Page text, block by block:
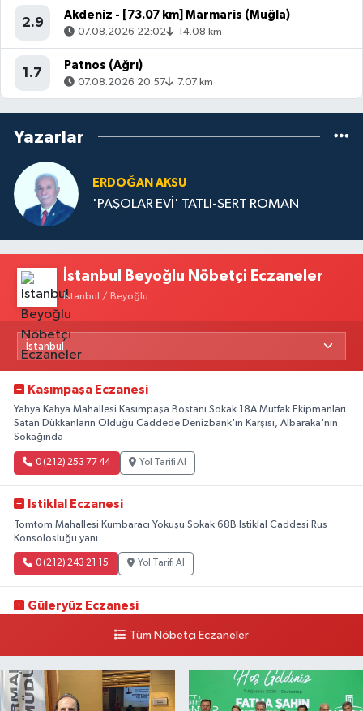
2.9
Akdeniz - [73.07 km] Marmaris (Muğla)
07.08.2026 22:02 14.08 km
1.7
Patnos (Ağrı)
07.08.2026 20:57 7.07 km
Yazarlar
ERDOĞAN AKSU
'PAŞOLAR EVİ' TATLI-SERT ROMAN
İstanbul Beyoğlu Nöbetçi Eczaneler
İstanbul / Beyoğlu
Kasımpaşa Eczanesi
Yahya Kahya Mahallesi Kasımpaşa Bostanı Sokak 18A Mutfak Ekipmanları
Satan Dükkanların Olduğu Caddede Denizbank'ın Karşısı, Albaraka'nın
Sokağında
0 (212) 253 77 44 Yol Tarifi Al
Istiklal Eczanesi
Tomtom Mahallesi Kumbaracı Yokuşu Sokak 68B İstiklal Caddesi Rus
Konsolosluğu yanı
0 (212) 243 21 15 Yol Tarifi Al
Güleryüz Eczanesi
kalaycıbahçe Meydana DoğruTüm Nöbetçi Eczaneler